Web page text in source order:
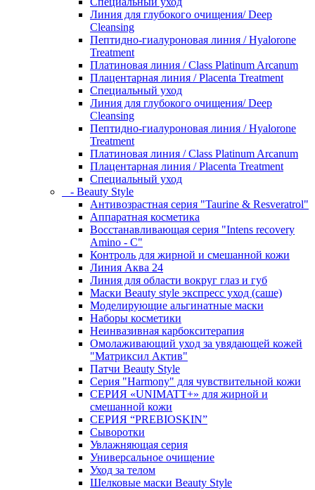
Линия для глубокого очищения/ Deep
Cleansing
Пептидно-гиалуроновая линия / Hyalorone
Treatment
Платиновая линия / Class Platinum Arcanum
Плацентарная линия / Placenta Treatment
Специальный уход
Линия для глубокого очищения/ Deep
Cleansing
Пептидно-гиалуроновая линия / Hyalorone
Treatment
Платиновая линия / Class Platinum Arcanum
Плацентарная линия / Placenta Treatment
Специальный уход
- Beauty Style
Антивозрастная серия "Taurine & Resveratrol"
Аппаратная косметика
Восстанавливающая серия "Intens recovery
Amino - C"
Контроль для жирной и смешанной кожи
Линия Аква 24
Линия для области вокруг глаз и губ
Маски Beauty style экспресс уход (саше)
Моделирующие альгинатные маски
Наборы косметики
Неинвазивная карбокситерапия
Омолаживающий уход за увядающей кожей
"Матриксил Актив"
Патчи Beauty Style
Серия "Harmony" для чувствительной кожи
СЕРИЯ «UNIMATT+» для жирной и
смешанной кожи
СЕРИЯ “PREBIOSKIN”
Сыворотки
Увлажняющая серия
Универсальное очищение
Уход за телом
Шелковые маски Beauty Style